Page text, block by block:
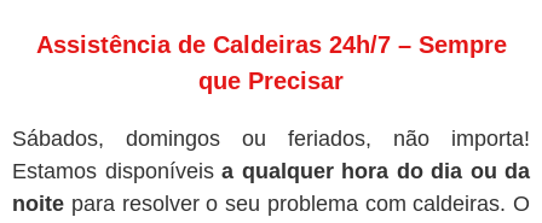
Assistência de Caldeiras 24h/7 – Sempre
que Precisar
Sábados, domingos ou feriados, não importa!
Estamos disponíveis a qualquer hora do dia ou da
noite para resolver o seu problema com caldeiras. O